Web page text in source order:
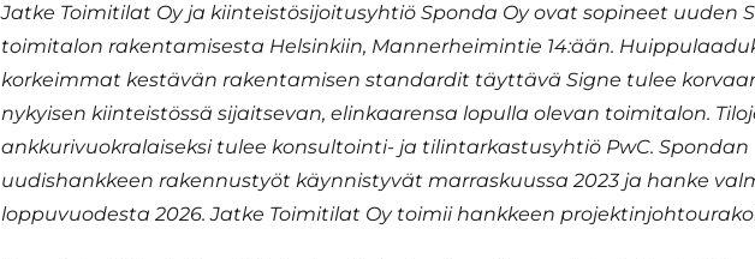
Jatke Toimitilat Oy ja kiinteistösijoitusyhtiö Sponda Oy ovat sopineet uuden
toimitalon rakentamisesta Helsinkiin, Mannerheimintie 14:ään.
korkeimmat kestävän rakentamisen standardit täyttävä Signe tulee
nykyisen kiinteistössä sijaitsevan, elinkaarensa lopulla olevan toimitalon.
ankkurivuokralaiseksi tulee konsultointi- ja tilintarkastusyhtiö PwC. Spondan
uudishankkeen rakennustyöt käynnistyvät marraskuussa 2023 ja hanke
loppuvuodesta 2026. Jatke Toimitilat Oy toimii hankkeen